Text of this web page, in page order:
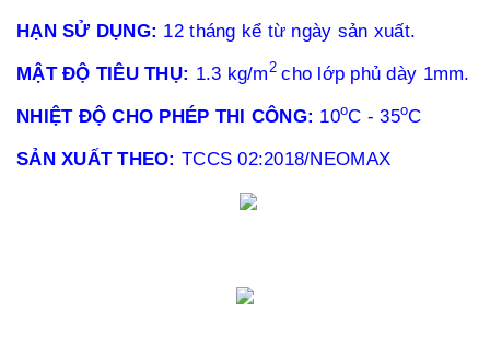
HẠN SỬ DỤNG: 12 tháng kể từ ngày sản xuất.
MẬT ĐỘ TIÊU THỤ: 1.3 kg/m2 cho lớp phủ dày 1mm.
NHIỆT ĐỘ CHO PHÉP THI CÔNG: 10oC - 35oC
SẢN XUẤT THEO: TCCS 02:2018/NEOMAX